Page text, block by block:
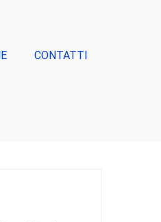
CONTATTI